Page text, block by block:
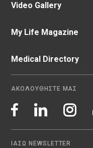
Video Gallery
My Life Magazine
Medical Directory
ΑΚΟΛΟΥΘΗΣΤΕ ΜΑΣ
ΙΑΣΩ NEWSLETTER